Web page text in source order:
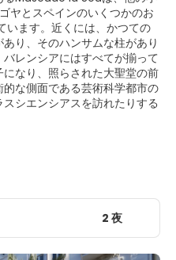
ヤとスペインのいくつかのお
います。近くには、かつての
り、そのハンサムな柱があり
レンシアにはすべてが揃って
なり、照らされた大聖堂の前
な側面である芸術科学都市の
シエンシアスを訪れたりする
2 夜